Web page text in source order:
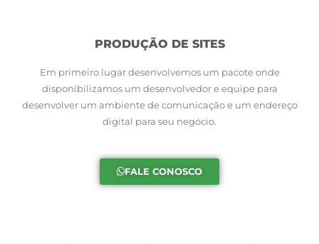
PRODUÇÃO DE SITES
Em primeiro lugar desenvolvemos um pacote onde
disponibilizamos um desenvolvedor e equipe para
desenvolver um ambiente de comunicação e um endereço
digital para seu negócio.
FALE CONOSCO